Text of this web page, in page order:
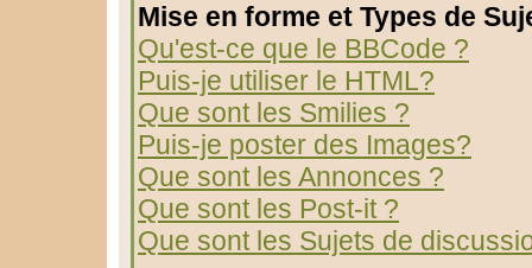
Mise en forme et Types de
Qu'est-ce que le BBCode ?
Puis-je utiliser le HTML?
Que sont les Smilies ?
Puis-je poster des Images?
Que sont les Annonces ?
Que sont les Post-it ?
Que sont les Sujets de